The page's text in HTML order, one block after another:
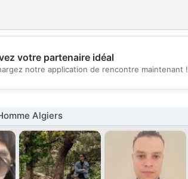
💕
votre partenaire idéal
notre application de rencontre maintenant !
Algiers